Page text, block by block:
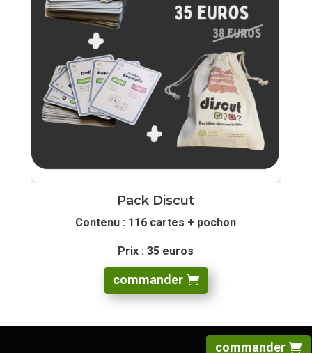
Pack Discut
Contenu : 116 cartes + pochon
Prix : 35 euros
commander
commander